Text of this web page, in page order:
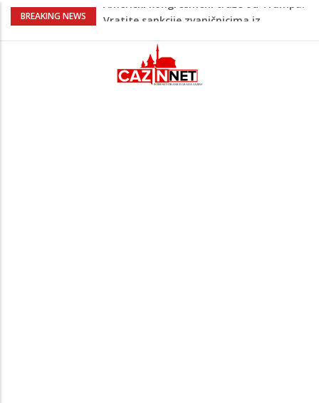
BREAKING NEWS
Lana Pudar predvodi BiH na EP: Pariz
Zašto nekim ljudima treba više sna nego
drugima: Razlozi bi vas mogli iznenaditi
Barbarez o igračima iz dijaspore: Da su